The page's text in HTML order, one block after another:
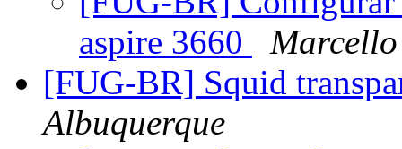
aspire 3660
Marcello
[FUG-BR] Squid
Albuquerque